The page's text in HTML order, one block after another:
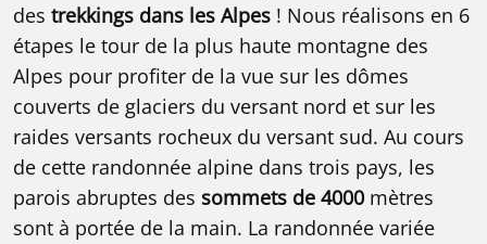
des trekkings dans les Alpes ! Nous réalisons en 6
étapes le tour de la plus haute montagne des
Alpes pour profiter de la vue sur les dômes
couverts de glaciers du versant nord et sur les
raides versants rocheux du versant sud. Au cours
de cette randonnée alpine dans trois pays, les
parois abruptes des sommets de 4000 mètres
sont à portée de la main. La randonnée variée